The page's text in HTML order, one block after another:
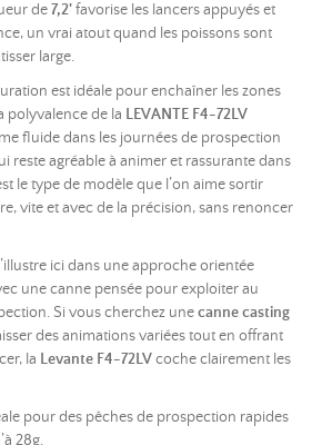
de7,2'favorise les lancers appuyés et
un vrai atout quand les poissons sont
large.
est idéale pour enchaîner les zones
polyvalence de la LEVANTE F4-72LV
fluide dans les journées de prospection
reste agréable à animer et rassurante dans
le type de modèle que l’on aime sortir
vite et avec de la précision, sans renoncer
ici dans une approche orientée
une canne pensée pour exploiter au
Si vous cherchez unecanne casting
des animations variées tout en offrant
la Levante F4-72LVcoche clairement les
pour des pêches de prospection rapides
28g.